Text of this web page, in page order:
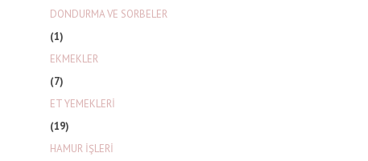
DONDURMA VE SORBELER
(1)
EKMEKLER
(7)
ET YEMEKLERİ
(19)
HAMUR İŞLERİ